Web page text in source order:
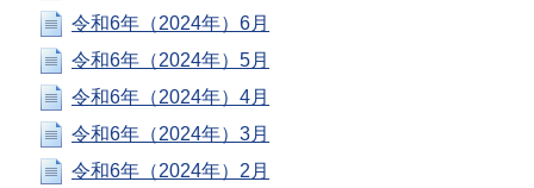
令和6年（2024年）6月
令和6年（2024年）5月
令和6年（2024年）4月
令和6年（2024年）3月
令和6年（2024年）2月